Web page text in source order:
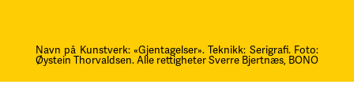
Navn på Kunstverk: «Gjentagelser». Teknikk: Serigrafi. Foto:
Øystein Thorvaldsen. Alle rettigheter Sverre Bjertnæs, BONO